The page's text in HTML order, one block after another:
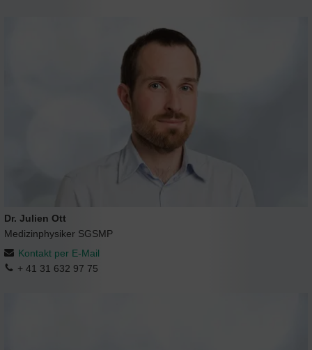
Dr. Julien Ott
Medizinphysiker SGSMP
Kontakt per E-Mail
+ 41 31 632 97 75